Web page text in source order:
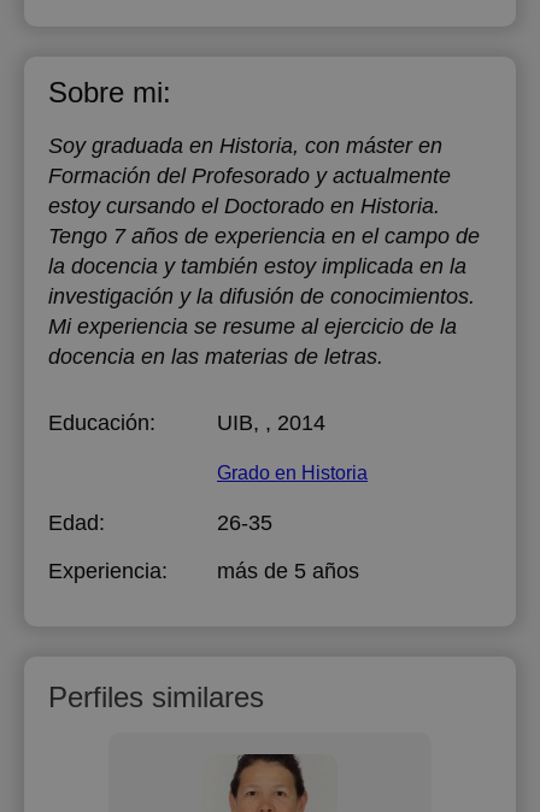
Sobre mi:
Soy graduada en Historia, con máster en
Formación del Profesorado y actualmente
estoy cursando el Doctorado en Historia.
Tengo 7 años de experiencia en el campo de
la docencia y también estoy implicada en la
investigación y la difusión de conocimientos.
Mi experiencia se resume al ejercicio de la
docencia en las materias de letras.
Educación: UIB, , 2014
Grado en Historia
Edad:
26-35
Experiencia:
más de 5 años
Perfiles similares